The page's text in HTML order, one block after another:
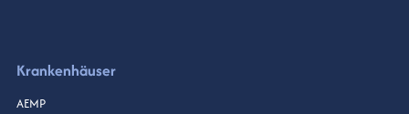
Krankenhäuser
AEMP